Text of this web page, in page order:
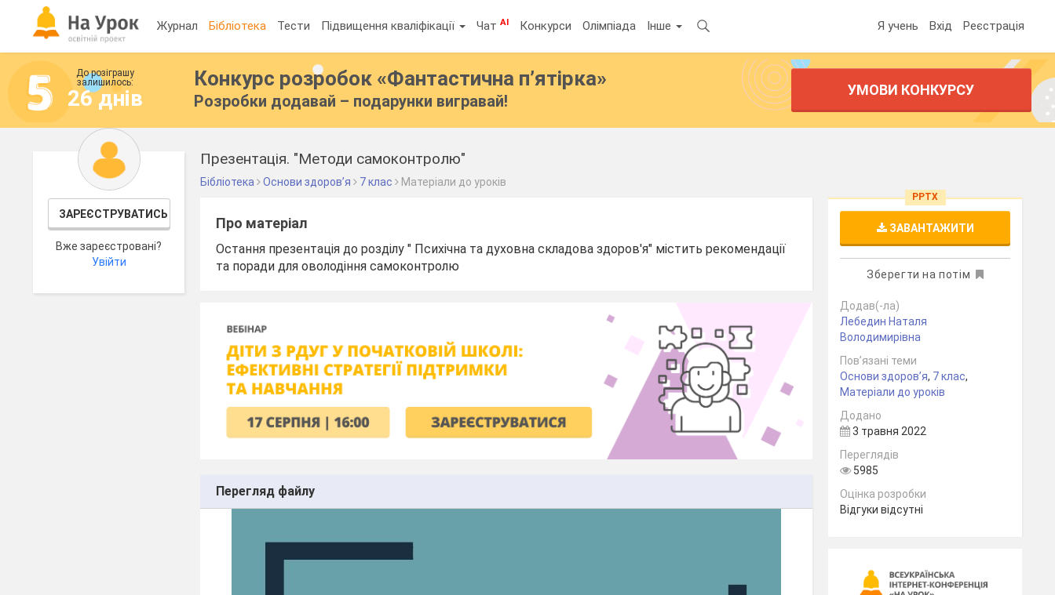
Журнал Бібліотека Тести Підвищення кваліфікації ЧатAI Конкурси Олімпіада Інше Я учень Вхід Реєстрація
До розіграшу
залишилось:
26 днів
Конкурс розробок «Фантастична п’ятірка»
Розробки додавай – подарунки вигравай!
УМОВИ КОНКУРСУ
ЗАРЕЄСТРУВАТИСЬ
Вже зареєстровані?
Увійти
Презентація. "Методи самоконтролю"
Бібліотека Основи здоров’я 7 клас Матеріали до уроків
Про матеріал
Остання презентація до розділу " Психічна та духовна складова здоров'я" містить рекомендації
та поради для оволодіння самоконтролю
Перегляд файлу
PPTX
ЗАВАНТАЖИТИ
Зберегти на потім
Додав(-ла)
Лебедин Наталя
Володимирівна
Пов’язані теми
Основи здоров’я, 7 клас,
Матеріали до уроків
Додано
3 травня 2022
Переглядів
5985
Оцінка розробки
Відгуки відсутні